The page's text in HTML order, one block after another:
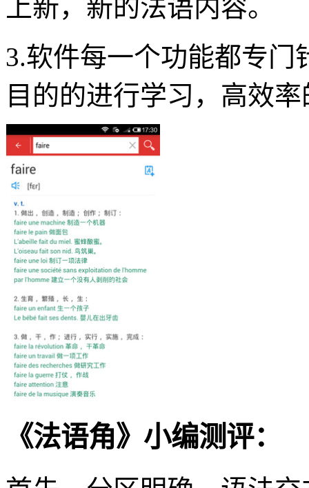
上新，新的法语内容。
3.软件每一个功能都专
目的的进行学习，高效
《法语角》小编测评：